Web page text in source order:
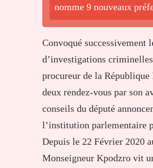
nomme 9 nouveaux
Convoqué successivement
d’investigations
procureur de la
deux rendez-vous par son
conseils du député
l’institution parlementaire
Depuis le 22 Février 2020
Monseigneur Kpodzro vit